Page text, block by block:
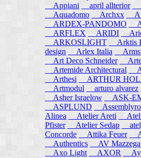
Appiani
april allterior
Aquadomo
Archxx
ARDEX-PANDOMO
ARFLEX
ARIDI
ARKOSLIGHT
Arktis
design
Arlex Italia
Art Deco Schneider
Artemide Architectural
Arthesi
ARTHUR
Artmodul
arturo alvarez
Asher Israelow
ASK-
ASPLUND
Alinea
Atelier Areti
Pfister
Atelier Sedap
Concorde
Attika Feuer
Authentics
AV Mazzega
Axo Light
AXOR